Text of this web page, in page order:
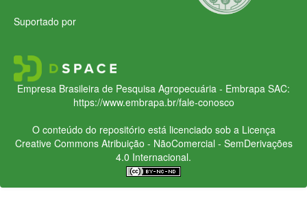
Suportado por
Empresa Brasileira de Pesquisa Agropecuária - Embrapa SAC:
https://www.embrapa.br/fale-conosco
O conteúdo do repositório está licenciado sob a Licença
Creative CommonsAtribuição - NãoComercial - SemDerivações
4.0 Internacional.